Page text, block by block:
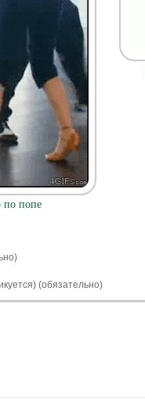
по попе
(обязательно)